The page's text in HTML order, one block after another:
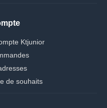
Ktjunior
de souhaits